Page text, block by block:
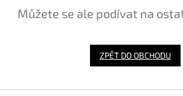
Můžete se ale podívat na
ZPĚT DO OBCHODU